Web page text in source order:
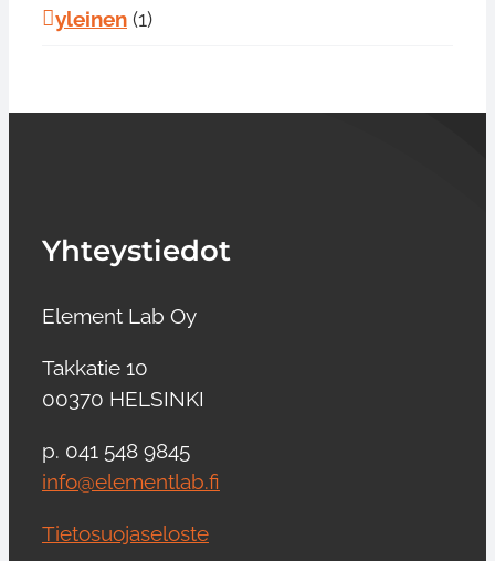
yleinen (1)
Yhteystiedot
Element Lab Oy
Takkatie 10
00370 HELSINKI
p. 041 548 9845
info@elementlab.fi
Tietosuojaseloste